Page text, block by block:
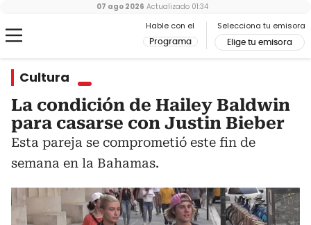
Hable con el
Programa
Selecciona tu emisora
Elige tu emisora
07 ago 2026 Actualizado 01:34
Cultura
La condición de Hailey Baldwin
para casarse con Justin Bieber
Esta pareja se comprometió este fin de
semana en la Bahamas.